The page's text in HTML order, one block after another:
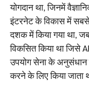
योगदान था, जिनमें
इंटरनेट के विकास में सबसे
दशक में किया गया था, जब
विकसित किया था जिसे
उपयोग सेना के
करने के लिए किया जाता